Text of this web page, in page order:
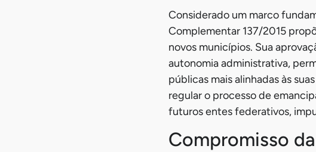
Considerado um marco
Complementar 137/2015
novos municípios. Sua
autonomia administrativa,
públicas mais alinhadas às
regular o processo de
futuros entes federativos,
Compromisso